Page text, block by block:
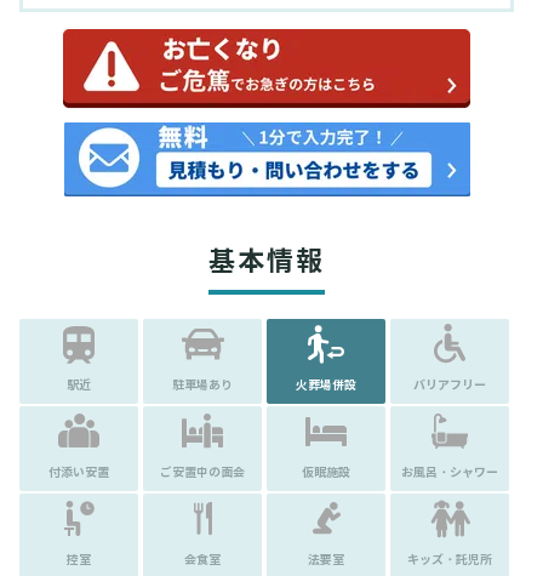
基本情報
駅近 駐車場あり 火葬場併設 バリアフリー
付添い安置 ご安置中の面会 仮眠施設 お風呂・シャワー
控室 会食室 法要室 キッズ・託児所